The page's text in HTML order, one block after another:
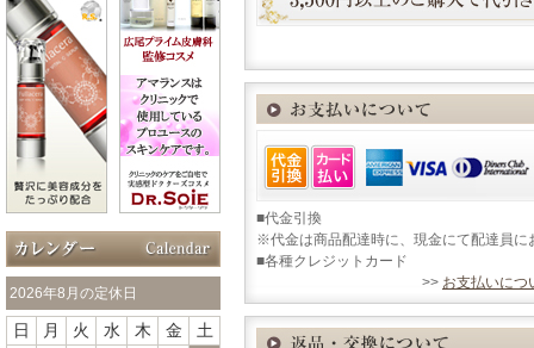
2026年8月の定休日
日 月 火 水 木 金 土
■代金引換
※代金は商品配達時に、現金にて配達員に
■各種クレジットカード
>> お支払いにつ